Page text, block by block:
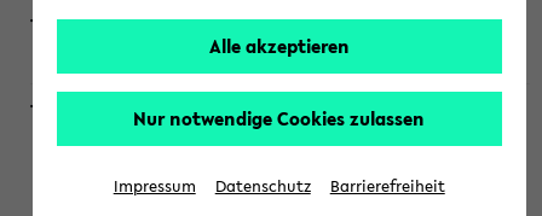
Wendisch, Peters-Wendisch, Stegelmann
Projektmodul "Bakterielle Biotechnologie"
Persönliche Anmeldung beim Veranstalter ist unbedingt
Alle akzeptieren
Nur notwendige Cookies zulassen
Impressum Datenschutz Barrierefreiheit